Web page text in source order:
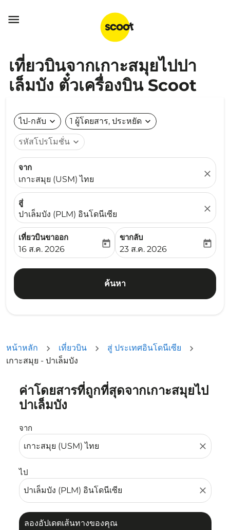

เที่ยวบินจากเกาะสมุยไปปา
เล็มบัง ตั๋วเครื่องบิน Scoot
ไป-กลับ expand_more 1 ผู้โดยสาร, ประหยัด expand_more
รหัสโปรโมชั่น expand_more
จาก
เกาะสมุย (USM) ไทย
close
สู่
ปาเล็มบัง (PLM) อินโดนีเซีย
close
เที่ยวบินขาออก
fc-booking-departure-date-aria-label
16 ส.ค. 2026
today
ขากลับ
fc-booking-return-date-
23 ส.ค. 2026
today
ค้นหา
หน้าหลัก เที่ยวบิน
สู่ ประเทศอินโดนีเซีย
เกาะสมุย - ปาเล็มบัง
ค่าโดยสารที่ถูกที่สุดจากเกาะสมุยไป
ปาเล็มบัง
จาก
close
ไป
close
ลองอัปเดตเส้นทางของคุณ
ลองอัปเดตเส้นทางของคุณ (ต้นทางและ/หรือปลายทาง) หรื